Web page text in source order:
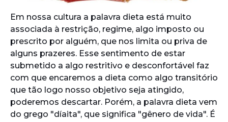
Em nossa cultura a palavra dieta está muito
associada à restrição, regime, algo imposto ou
prescrito por alguém, que nos limita ou priva de
alguns prazeres. Esse sentimento de estar
submetido a algo restritivo e desconfortável faz
com que encaremos a dieta como algo transitório
que tão logo nosso objetivo seja atingido,
poderemos descartar. Porém, a palavra dieta vem
do grego "díaita", que significa "gênero de vida". É